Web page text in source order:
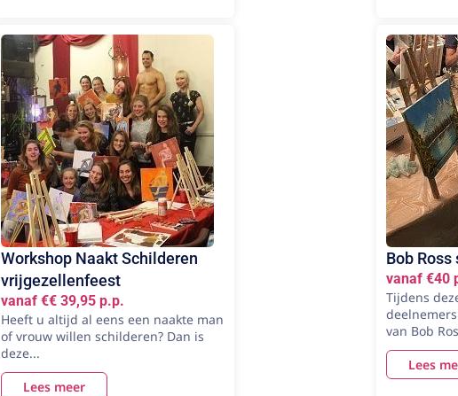
Workshop Naakt Schilderen
vrijgezellenfeest
vanaf €€ 39,95 p.p.
Heeft u altijd al eens een naakte man
of vrouw willen schilderen? Dan is
deze...
Lees meer
Bob
vanaf €40
Tijdens
van Bob
Lees